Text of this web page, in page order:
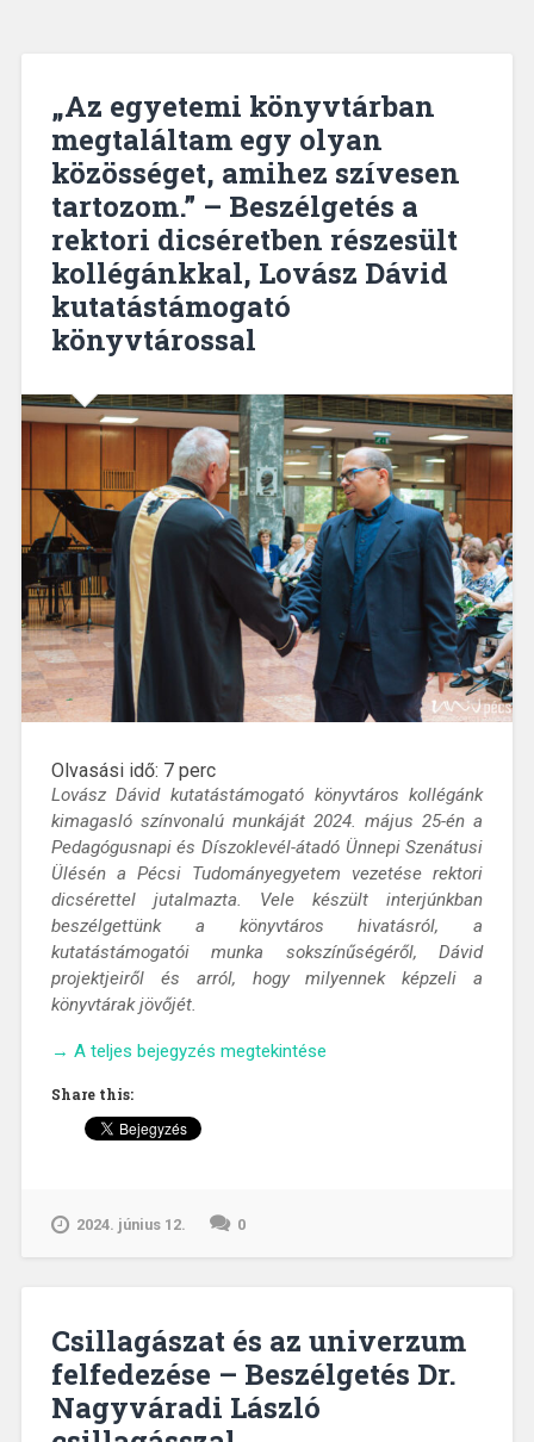
„Az egyetemi könyvtárban
megtaláltam egy olyan
közösséget, amihez szívesen
tartozom.” – Beszélgetés a
rektori dicséretben részesült
kollégánkkal, Lovász Dávid
kutatástámogató
könyvtárossal
Olvasási idő: 7 perc
Lovász Dávid kutatástámogató könyvtáros kollégánk
kimagasló színvonalú munkáját 2024. május 25-én a
Pedagógusnapi és Díszoklevél-átadó Ünnepi Szenátusi
Ülésén a Pécsi Tudományegyetem vezetése rektori
dicsérettel jutalmazta. Vele készült interjúnkban
beszélgettünk a könyvtáros hivatásról, a
kutatástámogatói munka sokszínűségéről, Dávid
projektjeiről és arról, hogy milyennek képzeli a
könyvtárak jövőjét.
„„Az
könyvtárban
megtaláltam
amihez
Beszélgetés
a
rektori
dicséretben
→ A teljes bejegyzés megtekintése
Share this:
2024. június 12. 0
Csillagászat és az univerzum
felfedezése – Beszélgetés Dr.
Nagyváradi László